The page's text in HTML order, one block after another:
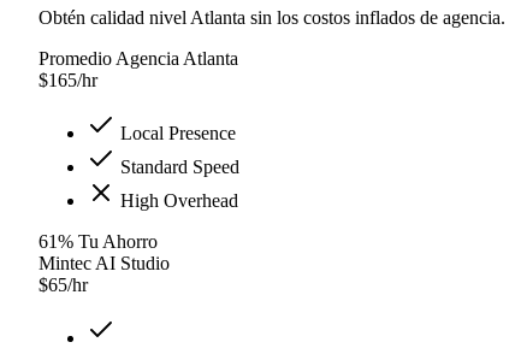
Obtén calidad nivel Atlanta sin los costos inflados de agencia.
Promedio Agencia Atlanta
$165/hr
Local Presence
Standard Speed
High Overhead
61% Tu Ahorro
Mintec AI Studio
$65/hr